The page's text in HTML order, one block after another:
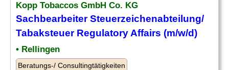
Kopp Tobaccos GmbH Co. KG
Sachbearbeiter Steuerzeichenabteilung/
Tabaksteuer Regulatory Affairs (m/w/d)
• Rellingen
Beratungs-/ Consultingtätigkeiten